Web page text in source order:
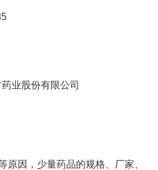
业股份有限公司
原因，少量药品的规格、厂家、